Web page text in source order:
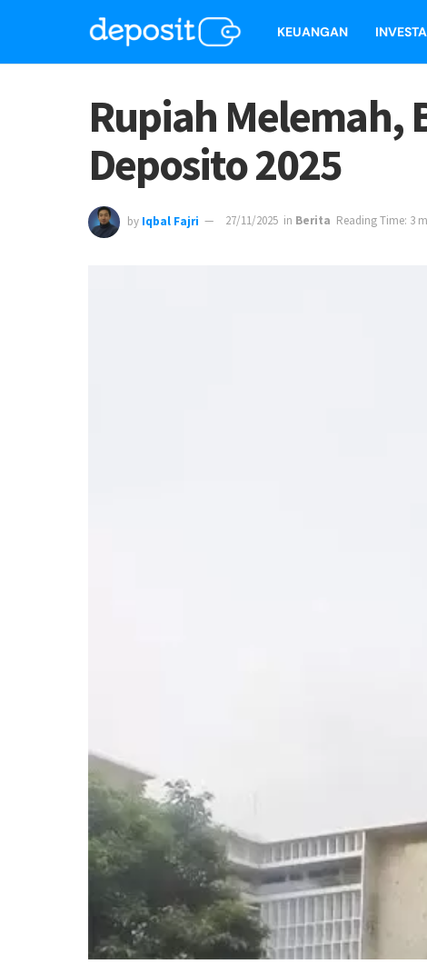
KEUANGAN
Rupiah Melemah,
Deposito 2025
by Iqbal Fajri 27/11/2025 in Berita Reading Time: 3